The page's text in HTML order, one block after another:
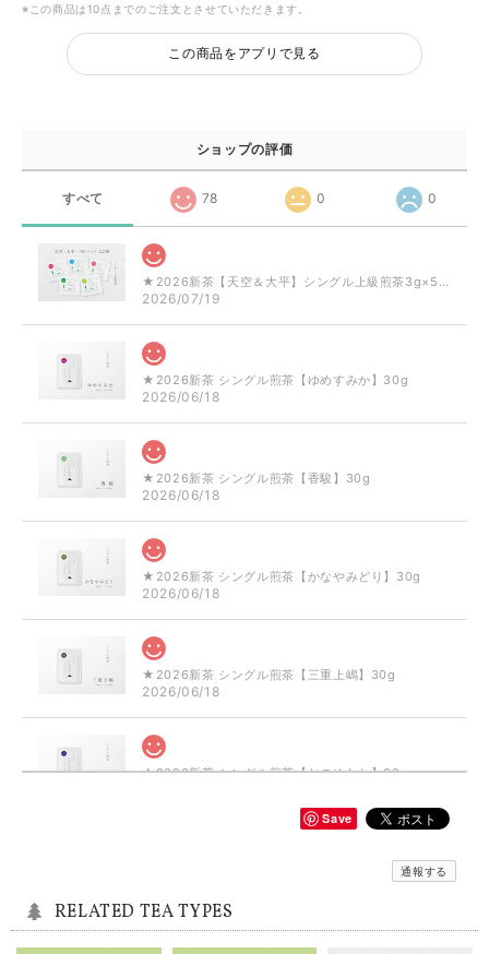
※この商品は10点までのご注文とさせていただきます。
この商品をアプリで見る
ショップの評価
すべて 78 0 0
★2026新茶【天空＆大平】シングル上級煎茶3g×5品種
2026/07/19
★2026新茶 シングル煎茶【ゆめすみか】30g
2026/06/18
★2026新茶 シングル煎茶【香駿】30g
2026/06/18
★2026新茶 シングル煎茶【かなやみどり】30g
2026/06/18
★2026新茶 シングル煎茶【三重上嶋】30g
2026/06/18
★2026新茶 シングル煎茶【おのゆたか】30g
Save
通報する
RELATED TEA TYPES